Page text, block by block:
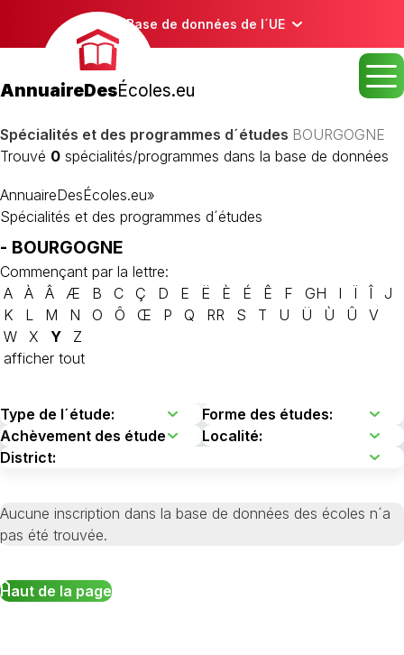
Base de données de l´UE
AnnuaireDesÉcoles.eu
Spécialités et des programmes d´études BOURGOGNE
Trouvé 0 spécialités/programmes dans la base de données
AnnuaireDesÉcoles.eu»
Spécialités et des programmes d´études
- BOURGOGNE
Commençant par la lettre:
A
À Â Æ B C Ç D E Ë È É Ê F GH I Ï Î
J
K
L M N O Ô Œ P Q RR S T U Ü Ù Û
V
W
X Y
Z
afficher tout
Aucune inscription dans la base de données des écoles n´a
pas été trouvée.
Haut de la page